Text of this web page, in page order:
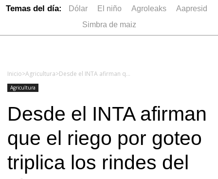
Temas del día: dólar el niño Agroleaks
aapresid
simbra de maiz
Inicio>Agricultura> Desde el INTA afirman que el riego por goteo triplica los rindes del trigo
Agricultura
Desde el INTA afirman
que el riego por goteo
triplica los rindes del